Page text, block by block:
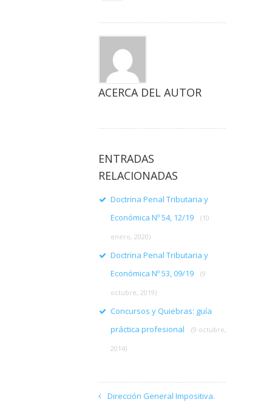
ACERCA DEL AUTOR
ENTRADAS
RELACIONADAS
Doctrina Penal Tributaria y
Económica Nº 54, 12/19
(10
enero, 2020)
Doctrina Penal Tributaria y
Económica Nº 53, 09/19
(9
octubre, 2019)
Concursos y Quiebras: guía
práctica profesional
(9 octubre,
2014)
Dirección General Impositiva.